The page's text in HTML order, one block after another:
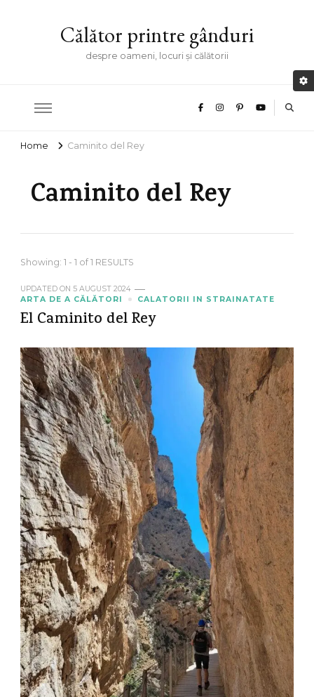
Călător printre gânduri
despre oameni, locuri și călătorii
Home Caminito del Rey
Caminito del Rey
Showing: 1 - 1 of 1 RESULTS
UPDATED ON 5 AUGUST 2024
ARTA DE A CĂLĂTORI
CALATORII IN STRAINATATE
El Caminito del Rey